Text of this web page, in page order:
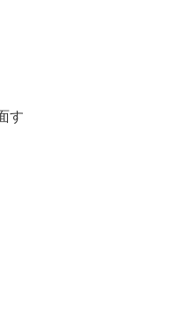
す